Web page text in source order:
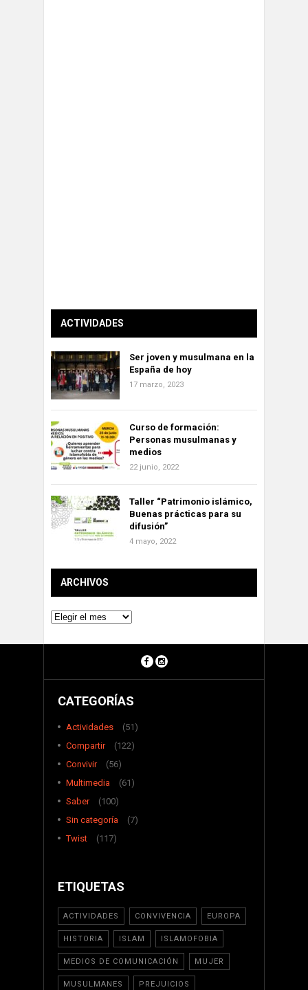
ACTIVIDADES
Ser joven y musulmana en la
España de hoy
17 marzo, 2023
Curso de formación:
Personas musulmanas y
medios
22 junio, 2022
Taller “Patrimonio islámico,
Buenas prácticas para su
difusión”
4 mayo, 2022
ARCHIVOS
Archivos
CATEGORÍAS
Actividades
(51)
Compartir
(122)
Convivir
(56)
Multimedia
(61)
Saber
(100)
Sin categoría
(7)
Twist
(117)
ETIQUETAS
ACTIVIDADES CONVIVENCIA EUROPA
HISTORIA ISLAM ISLAMOFOBIA
MEDIOS DE COMUNICACIÓN MUJER
MUSULMANES PREJUICIOS